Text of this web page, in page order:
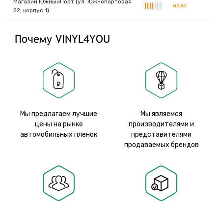
Магазин ЮжныйПорт (ул. Южнопортовая
22, корпус 1)
мало
Почему VINYL4YOU
Мы предлагаем лучшие
цены на рынке
автомобильных пленок
Мы являемся
производителями и
представителями
продаваемых брендов